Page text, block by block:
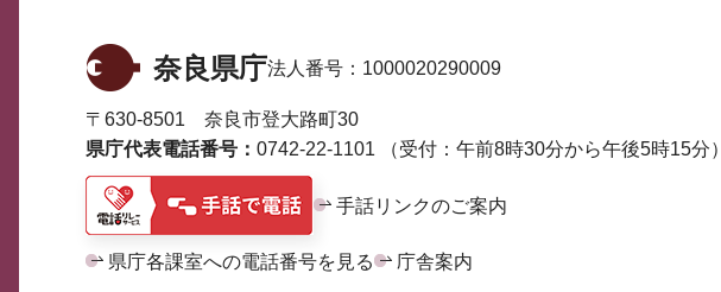
奈良県庁法人番号： 1000020290009
〒630-8501 奈良市登大路町30
県庁代表電話番号： 0742-22-1101 （受付：午前8時30分から午後5時15分）
手話リンクのご案内
県庁各課室への電話番号を見る 庁舎案内